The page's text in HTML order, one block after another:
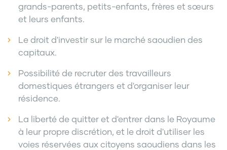
grands-parents, petits-enfants, frères et sœurs
et leurs enfants.
Le droit d'investir sur le marché saoudien des
capitaux.
Possibilité de recruter des travailleurs
domestiques étrangers et d'organiser leur
résidence.
La liberté de quitter et d'entrer dans le Royaume
à leur propre discrétion, et le droit d'utiliser les
voies réservées aux citoyens saoudiens dans les